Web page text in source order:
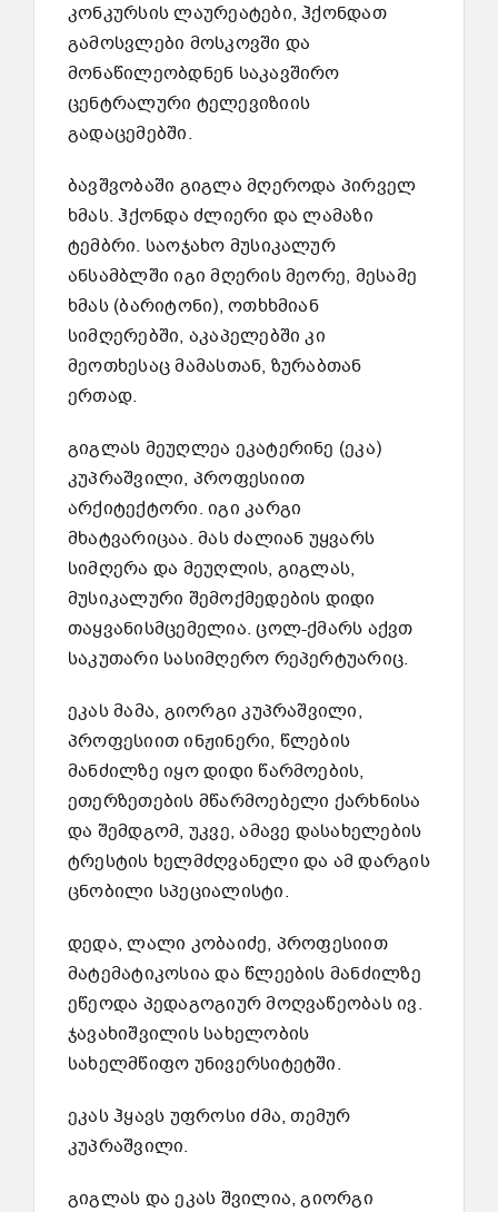
კონკურსის ლაურეატები, ჰქონდათ
გამოსვლები მოსკოვში და
მონაწილეობდნენ საკავშირო
ცენტრალური ტელევიზიის
გადაცემებში.
ბავშვობაში გიგლა მღეროდა პირველ
ხმას. ჰქონდა ძლიერი და ლამაზი
ტემბრი. საოჯახო მუსიკალურ
ანსამბლში იგი მღერის მეორე, მესამე
ხმას (ბარიტონი), ოთხხმიან
სიმღერებში, აკაპელებში კი
მეოთხესაც მამასთან, ზურაბთან
ერთად.
გიგლას მეუღლეა ეკატერინე (ეკა)
კუპრაშვილი, პროფესიით
არქიტექტორი. იგი კარგი
მხატვარიცაა. მას ძალიან უყვარს
სიმღერა და მეუღლის, გიგლას,
მუსიკალური შემოქმედების დიდი
თაყვანისმცემელია. ცოლ-ქმარს აქვთ
საკუთარი სასიმღერო რეპერტუარიც.
ეკას მამა, გიორგი კუპრაშვილი,
პროფესიით ინჟინერი, წლების
მანძილზე იყო დიდი წარმოების,
ეთერზეთების მწარმოებელი ქარხნისა
და შემდგომ, უკვე, ამავე დასახელების
ტრესტის ხელმძღვანელი და ამ დარგის
ცნობილი სპეციალისტი.
დედა, ლალი კობაიძე, პროფესიით
მატემატიკოსია და წლეების მანძილზე
ეწეოდა პედაგოგიურ მოღვაწეობას ივ.
ჯავახიშვილის სახელობის
სახელმწიფო უნივერსიტეტში.
ეკას ჰყავს უფროსი ძმა, თემურ
კუპრაშვილი.
გიგლას და ეკას შვილია, გიორგი